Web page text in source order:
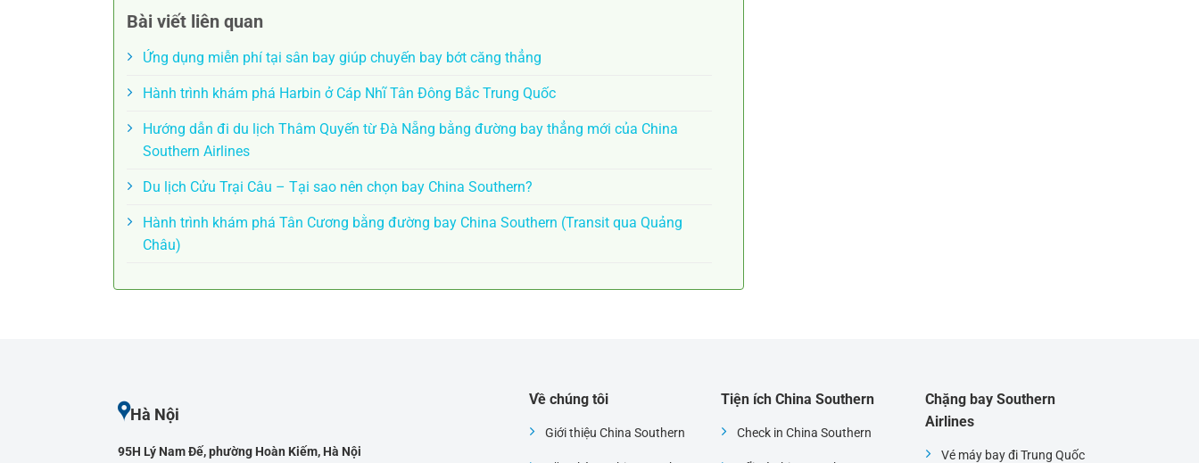
Bài viết liên quan
Ứng dụng miễn phí tại sân bay giúp chuyến bay bớt căng thẳng
Hành trình khám phá Harbin ở Cáp Nhĩ Tân Đông Bắc Trung Quốc
Hướng dẫn đi du lịch Thâm Quyến từ Đà Nẵng bằng đường bay thẳng mới của China
Southern Airlines
Du lịch Cửu Trại Câu – Tại sao nên chọn bay China Southern?
Hành trình khám phá Tân Cương bằng đường bay China Southern (Transit qua Quảng
Châu)
Hà Nội
95H Lý Nam Đế, phường Hoàn Kiếm, Hà Nội
Về chúng tôi
Giới thiệu China Southern
Tiện ích China Southern
Check in China Southern
Chặng bay Southern
Airlines
Vé máy bay đi Trung Quốc